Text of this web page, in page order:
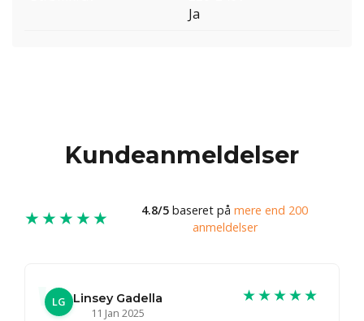
Ja
Kundeanmeldelser
★★★★★ 4.8/5 baseret på mere end 200
anmeldelser
LG
Linsey Gadella
11 Jan 2025
★★★★★